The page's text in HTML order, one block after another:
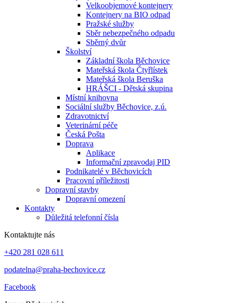
Velkoobjemové kontejnery
Kontejnery na BIO odpad
Pražské služby
Sběr nebezpečného odpadu
Sběrný dvůr
Školství
Základní škola Běchovice
Mateřská škola Čtyřlístek
Mateřská škola Beruška
HRÁŠCI - Dětská skupina
Místní knihovna
Sociální služby Běchovice, z.ú.
Zdravotnictví
Veterinární péče
Česká Pošta
Doprava
Aplikace
Informační zpravodaj PID
Podnikatelé v Běchovicích
Pracovní příležitosti
Dopravní stavby
Dopravní omezení
Kontakty
Důležitá telefonní čísla
Kontaktujte nás
+420 281 028 611
podatelna@praha-bechovice.cz
Facebook